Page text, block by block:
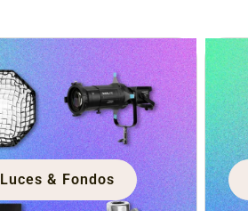
Luces & Fondos